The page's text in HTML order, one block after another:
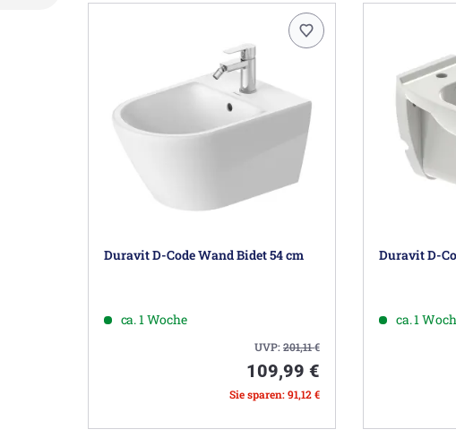
Duravit D-Code Wand Bidet 54 cm
ca. 1 Woche
UVP:201,11€
109,99 €
Sie sparen: 91,12 €
Duravit D-
ca. 1